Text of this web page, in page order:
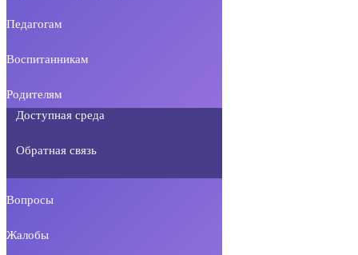
Педагогам
Воспитанникам
Родителям
Доступная среда
Обратная связь
Вопросы
Жалобы